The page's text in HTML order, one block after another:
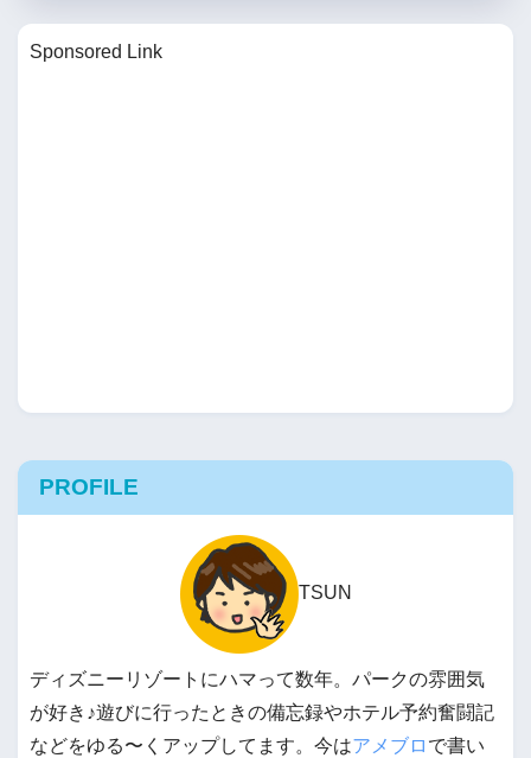
Sponsored Link
PROFILE
TSUN
ディズニーリゾートにハマって数年。パークの雰囲気
が好き♪遊びに行ったときの備忘録やホテル予約奮闘記
などをゆる〜くアップしてます。今はアメブロ で書い